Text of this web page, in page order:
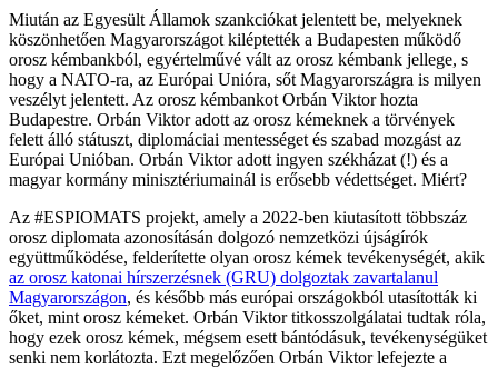
Miután az Egyesült Államok szankciókat jelentett be, melyeknek
köszönhetően Magyarországot kiléptették a Budapesten működő
orosz kémbankból, egyértelművé vált az orosz kémbank jellege, s
hogy a NATO-ra, az Európai Unióra, sőt Magyarországra is milyen
veszélyt jelentett. Az orosz kémbankot Orbán Viktor hozta
Budapestre. Orbán Viktor adott az orosz kémeknek a törvények
felett álló státuszt, diplomáciai mentességet és szabad mozgást az
Európai Unióban. Orbán Viktor adott ingyen székházat (!) és a
magyar kormány minisztériumainál is erősebb védettséget. Miért?
Az #ESPIOMATS projekt, amely a 2022-ben kiutasított többszáz
orosz diplomata azonosításán dolgozó nemzetközi újságírók
együttműködése, felderítette olyan orosz kémek tevékenységét, akik
az orosz katonai hírszerzésnek (GRU) dolgoztak zavartalanul
Magyarországon, és később más európai országokból utasították ki
őket, mint orosz kémeket. Orbán Viktor titkosszolgálatai tudtak róla,
hogy ezek orosz kémek, mégsem esett bántódásuk, tevékenységüket
senki nem korlátozta. Ezt megelőzően Orbán Viktor lefejezte a